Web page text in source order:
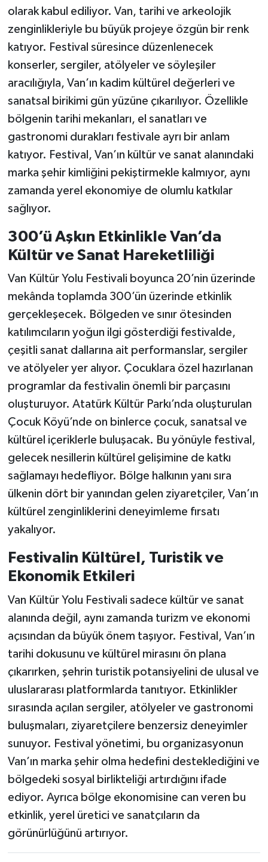
olarak kabul ediliyor. Van, tarihi ve arkeolojik
zenginlikleriyle bu büyük projeye özgün bir renk
katıyor. Festival süresince düzenlenecek
konserler, sergiler, atölyeler ve söyleşiler
aracılığıyla, Van’ın kadim kültürel değerleri ve
sanatsal birikimi gün yüzüne çıkarılıyor. Özellikle
bölgenin tarihi mekanları, el sanatları ve
gastronomi durakları festivale ayrı bir anlam
katıyor. Festival, Van’ın kültür ve sanat alanındaki
marka şehir kimliğini pekiştirmekle kalmıyor, aynı
zamanda yerel ekonomiye de olumlu katkılar
sağlıyor.
300’ü Aşkın Etkinlikle Van’da
Kültür ve Sanat Hareketliliği
Van Kültür Yolu Festivali boyunca 20’nin üzerinde
mekânda toplamda 300’ün üzerinde etkinlik
gerçekleşecek. Bölgeden ve sınır ötesinden
katılımcıların yoğun ilgi gösterdiği festivalde,
çeşitli sanat dallarına ait performanslar, sergiler
ve atölyeler yer alıyor. Çocuklara özel hazırlanan
programlar da festivalin önemli bir parçasını
oluşturuyor. Atatürk Kültür Parkı’nda oluşturulan
Çocuk Köyü’nde on binlerce çocuk, sanatsal ve
kültürel içeriklerle buluşacak. Bu yönüyle festival,
gelecek nesillerin kültürel gelişimine de katkı
sağlamayı hedefliyor. Bölge halkının yanı sıra
ülkenin dört bir yanından gelen ziyaretçiler, Van’ın
kültürel zenginliklerini deneyimleme fırsatı
yakalıyor.
Festivalin Kültürel, Turistik ve
Ekonomik Etkileri
Van Kültür Yolu Festivali sadece kültür ve sanat
alanında değil, aynı zamanda turizm ve ekonomi
açısından da büyük önem taşıyor. Festival, Van’ın
tarihi dokusunu ve kültürel mirasını ön plana
çıkarırken, şehrin turistik potansiyelini de ulusal ve
uluslararası platformlarda tanıtıyor. Etkinlikler
sırasında açılan sergiler, atölyeler ve gastronomi
buluşmaları, ziyaretçilere benzersiz deneyimler
sunuyor. Festival yönetimi, bu organizasyonun
Van’ın marka şehir olma hedefini desteklediğini ve
bölgedeki sosyal birlikteliği artırdığını ifade
ediyor. Ayrıca bölge ekonomisine can veren bu
etkinlik, yerel üretici ve sanatçıların da
görünürlüğünü artırıyor.